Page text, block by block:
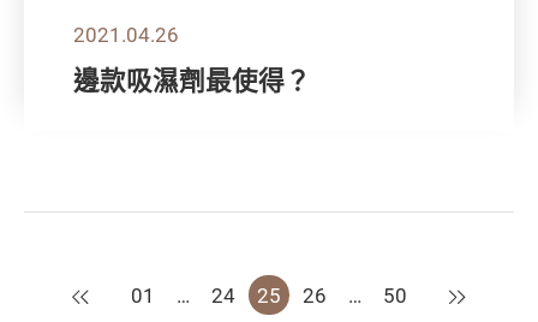
2021.04.26
邊款吸濕劑最使得？
上一頁
01 … 24 25 26 … 50 下一頁